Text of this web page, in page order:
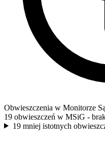
Obwieszczenia w Monitorze
19 obwieszczeń w MSiG -
19 mniej istotnych